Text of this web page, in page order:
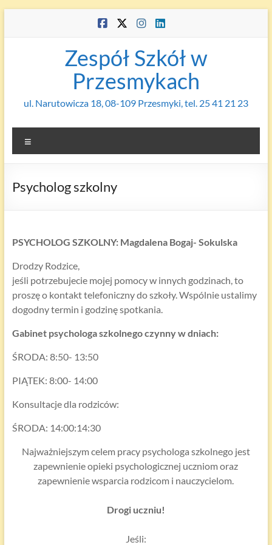
Zespół Szkół w
Przesmykach
ul. Narutowicza 18, 08-109 Przesmyki, tel. 25 41 21 23
Psycholog szkolny
PSYCHOLOG SZKOLNY: Magdalena Bogaj- Sokulska
Drodzy Rodzice,
jeśli potrzebujecie mojej pomocy w innych godzinach, to
proszę o kontakt telefoniczny do szkoły. Wspólnie ustalimy
dogodny termin i godzinę spotkania.
Gabinet psychologa szkolnego czynny w dniach:
ŚRODA: 8:50- 13:50
PIĄTEK: 8:00- 14:00
Konsultacje dla rodziców:
ŚRODA: 14:00:14:30
Najważniejszym celem pracy psychologa szkolnego jest
zapewnienie opieki psychologicznej uczniom oraz
zapewnienie wsparcia rodzicom i nauczycielom.
Drogi uczniu!
Jeśli: